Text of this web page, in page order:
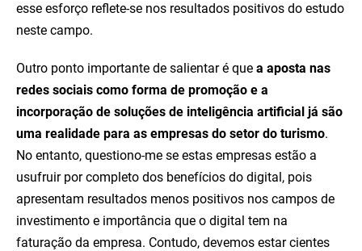
esse esforço reflete-se nos resultados positivos do estudo
neste campo.
Outro ponto importante de salientar é que a aposta nas
redes sociais como forma de promoção e a
incorporação de soluções de inteligência artificial já são
uma realidade para as empresas do setor do turismo.
No entanto, questiono-me se estas empresas estão a
usufruir por completo dos benefícios do digital, pois
apresentam resultados menos positivos nos campos de
investimento e importância que o digital tem na
faturação da empresa. Contudo, devemos estar cientes